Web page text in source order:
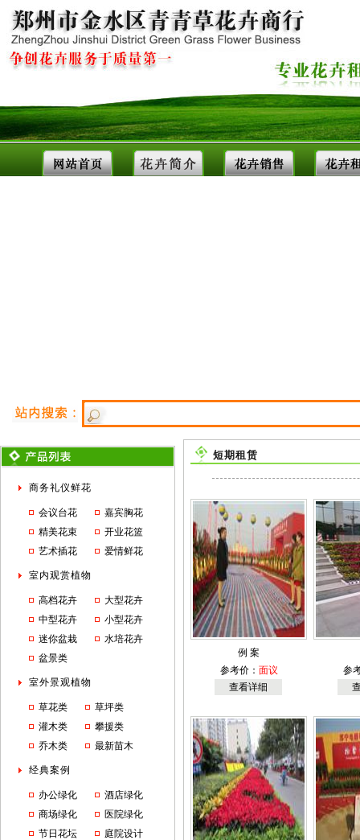
商务礼仪鲜花
会议台花
嘉宾胸花
精美花束
开业花篮
艺术插花
爱情鲜花
室内观赏植物
高档花卉
大型花卉
中型花卉
小型花卉
迷你盆栽
水培花卉
盆景类
室外景观植物
草花类
草坪类
灌木类
攀援类
乔木类
最新苗木
经典案例
办公绿化
酒店绿化
商场绿化
医院绿化
节日花坛
庭院设计
短期租赁
例 案
参考价： 面议
查看详细
参